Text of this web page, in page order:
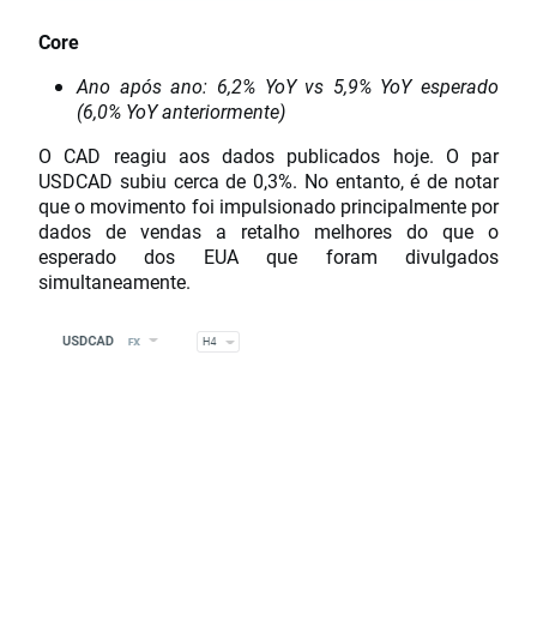
Core
Ano após ano: 6,2% YoY vs 5,9% YoY esperado
(6,0% YoY anteriormente)
O CAD reagiu aos dados publicados hoje. O par
USDCAD subiu cerca de 0,3%. No entanto, é de notar
que o movimento foi impulsionado principalmente por
dados de vendas a retalho melhores do que o
esperado dos EUA que foram divulgados
simultaneamente.